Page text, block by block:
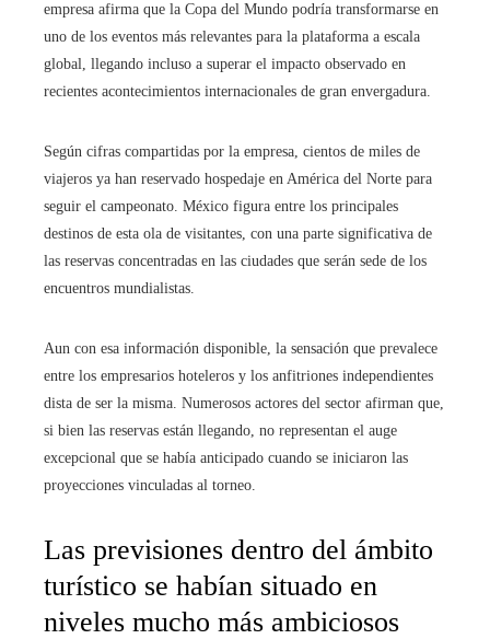
empresa afirma que la Copa del Mundo podría transformarse en
uno de los eventos más relevantes para la plataforma a escala
global, llegando incluso a superar el impacto observado en
recientes acontecimientos internacionales de gran envergadura.
Según cifras compartidas por la empresa, cientos de miles de
viajeros ya han reservado hospedaje en América del Norte para
seguir el campeonato. México figura entre los principales
destinos de esta ola de visitantes, con una parte significativa de
las reservas concentradas en las ciudades que serán sede de los
encuentros mundialistas.
Aun con esa información disponible, la sensación que prevalece
entre los empresarios hoteleros y los anfitriones independientes
dista de ser la misma. Numerosos actores del sector afirman que,
si bien las reservas están llegando, no representan el auge
excepcional que se había anticipado cuando se iniciaron las
proyecciones vinculadas al torneo.
Las previsiones dentro del ámbito
turístico se habían situado en
niveles mucho más ambiciosos